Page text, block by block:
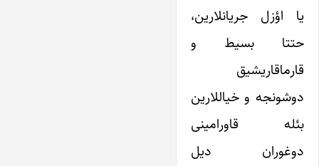
یا اؤزل جریانلارین،
حتتا بسیط و
قارماقاریشیق
دوشونجه و خیاللارین
بئله قاورامینی
دوغوران دیل